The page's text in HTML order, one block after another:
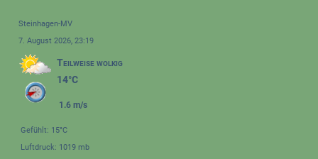
Steinhagen-MV
7. August 2026, 23:19
Teilweise wolkig
14°C
1.6 m/s
Gefühlt: 15°C
Luftdruck: 1019 mb